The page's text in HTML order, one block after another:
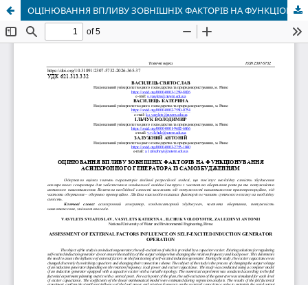
ОЦІНЮВАННЯ ВПЛИВУ ЗОВНІШНІХ ФАКТОРІВ НА ФУНКЦІОНУВАННЯ АСИНХРОННОГО ГЕНЕРАТОРА ІЗ САМОЗБУДЖЕННЯМ